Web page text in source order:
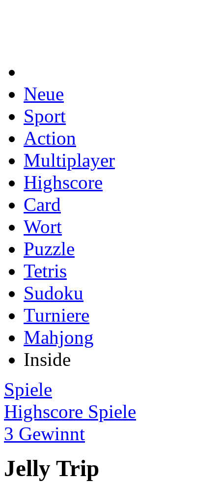
Neue
Sport
Action
Multiplayer
Highscore
Card
Wort
Puzzle
Tetris
Sudoku
Turniere
Mahjong
Inside
Spiele
Highscore Spiele
3 Gewinnt
Jelly Trip